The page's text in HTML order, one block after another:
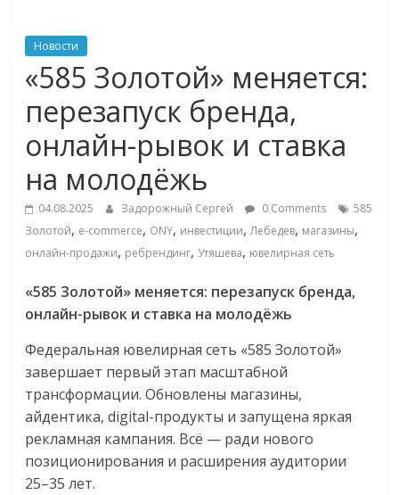
ритейле,
логистике,
технологиях,
соцсетях
Портал
об
торговле,
сервисах
Commerce,
ритейле,
логистике,
технологиях,
соцсетях.
Нам
Новости
«585 Золотой» меняется:
перезапуск бренда,
онлайн-рывок и ставка
на молодёжь
04.08.2025 Задорожный Сергей 0 Comments
585
Золотой, e-commerce, ONY, инвестиции,Лебедев, магазины,
онлайн-продажи, ребрендинг, Утяшева, ювелирная сеть
«585 Золотой» меняется: перезапуск бренда,
онлайн-рывок и ставка на молодёжь
Федеральная ювелирная сеть «585 Золотой»
завершает первый этап масштабной
трансформации. Обновлены магазины,
айдентика, digital-продукты и запущена яркая
рекламная кампания. Всё — ради нового
позиционирования и расширения аудитории
25–35 лет.